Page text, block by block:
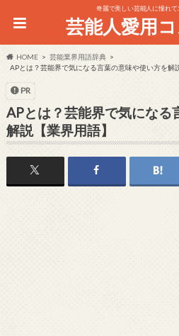
奇麗で美しい芸能人に憧れて
芸能人愛用
HOME
芸能業界用語辞典
APとは？芸能界で気になる言葉の意味や使い方を解
PR
APとは？芸能界で気になる
解説【業界用語】